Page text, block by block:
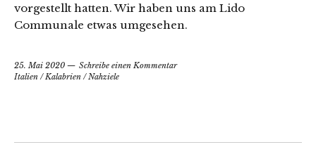
vorgestellt hatten. Wir haben uns am Lido
Communale etwas umgesehen.
25. Mai 2020
Schreibe einen Kommentar
Italien /Kalabrien /Nahziele